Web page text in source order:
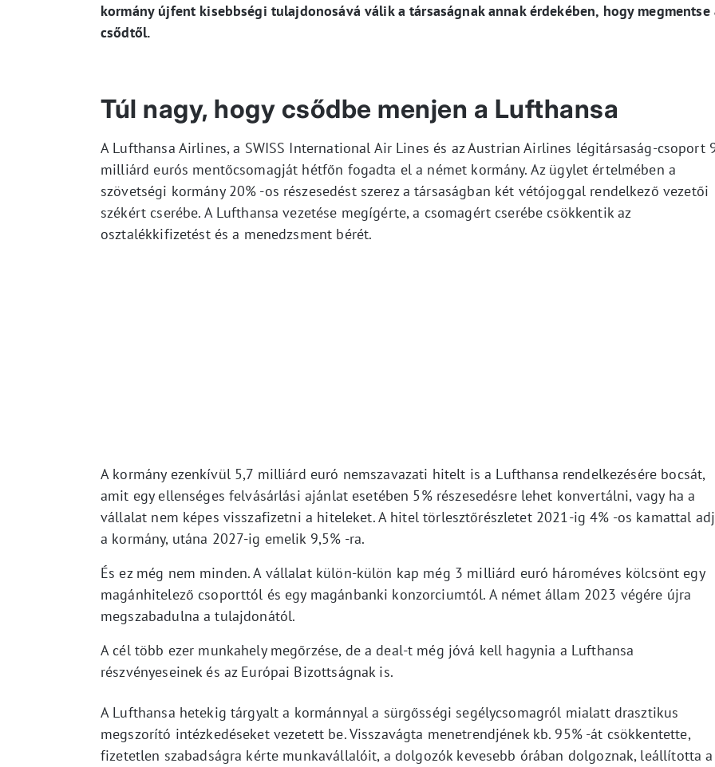
kormány újfent kisebbségi tulajdonosává válik a társaságnak annak érdekében, hogy megmentse
csődtől.
Túl nagy, hogy csődbe menjen a Lufthansa
A Lufthansa Airlines, a SWISS International Air Lines és az Austrian Airlines légitársaság-csoport
milliárd eurós mentőcsomagját hétfőn fogadta el a német kormány. Az ügylet értelmében a
szövetségi kormány 20% -os részesedést szerez a társaságban két vétójoggal rendelkező vezetői
székért cserébe. A Lufthansa vezetése megígérte, a csomagért cserébe csökkentik az
osztalékkifizetést és a menedzsment bérét.
A kormány ezenkívül 5,7 milliárd euró nemszavazati hitelt is a Lufthansa rendelkezésére bocsát,
amit egy ellenséges felvásárlási ajánlat esetében 5% részesedésre lehet konvertálni, vagy ha a
vállalat nem képes visszafizetni a hiteleket. A hitel törlesztőrészletet 2021-ig 4% -os kamattal
a kormány, utána 2027-ig emelik 9,5% -ra.
És ez még nem minden. A vállalat külön-külön kap még 3 milliárd euró hároméves kölcsönt egy
magánhitelező csoporttól és egy magánbanki konzorciumtól. A német állam 2023 végére újra
megszabadulna a tulajdonától.
A cél több ezer munkahely megőrzése, de a deal-t még jóvá kell hagynia a Lufthansa
részvényeseinek és az Európai Bizottságnak is.
A Lufthansa hetekig tárgyalt a kormánnyal a sürgősségi segélycsomagról mialatt drasztikus
megszorító intézkedéseket vezetett be. Visszavágta menetrendjének kb. 95% -át csökkentette,
fizetetlen szabadságra kérte munkavállalóit, a dolgozók kevesebb órában dolgoznak, leállította a